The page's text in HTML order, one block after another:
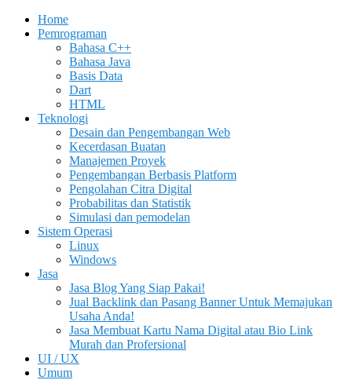
Home
Pemrograman
Bahasa C++
Bahasa Java
Basis Data
Dart
HTML
Teknologi
Desain dan Pengembangan Web
Kecerdasan Buatan
Manajemen Proyek
Pengembangan Berbasis Platform
Pengolahan Citra Digital
Probabilitas dan Statistik
Simulasi dan pemodelan
Sistem Operasi
Linux
Windows
Jasa
Jasa Blog Yang Siap Pakai!
Jual Backlink dan Pasang Banner Untuk Memajukan
Usaha Anda!
Jasa Membuat Kartu Nama Digital atau Bio Link
Murah dan Profersional
UI / UX
Umum